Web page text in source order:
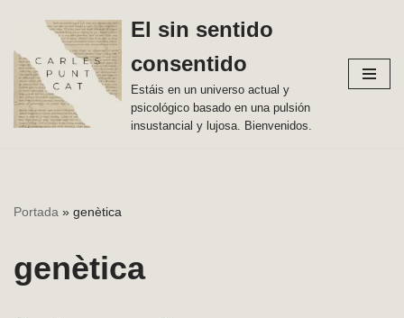
Vés
al
contingut
El sin sentido
consentido
Estáis en un universo actual y
psicológico basado en una pulsión
insustancial y lujosa. Bienvenidos.
Portada » genètica
genètica